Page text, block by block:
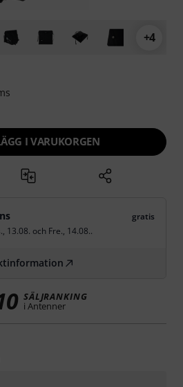
+4
I VARUKORGEN
gratis
13.08. och Fre., 14.08..
SÄLJRANKING
i Antenner